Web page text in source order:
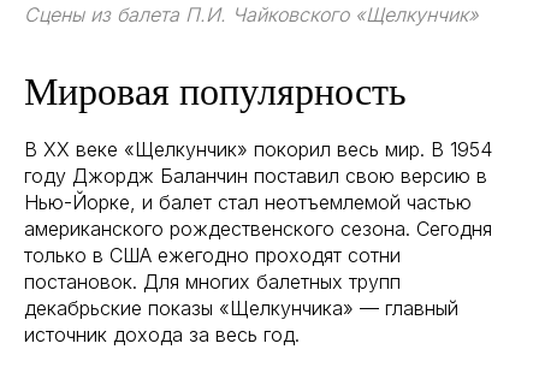
Сцены из балета П.И. Чайковского «Щелкунчик»
Мировая популярность
В XX веке «Щелкунчик» покорил весь мир. В 1954
году Джордж Баланчин поставил свою версию в
Нью-Йорке, и балет стал неотъемлемой частью
американского рождественского сезона. Сегодня
только в США ежегодно проходят сотни
постановок. Для многих балетных трупп
декабрьские показы «Щелкунчика» — главный
источник дохода за весь год.